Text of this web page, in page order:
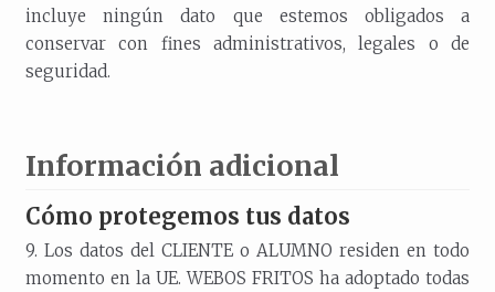
incluye ningún dato que estemos obligados a
conservar con fines administrativos, legales o de
seguridad.
Información adicional
Cómo protegemos tus datos
9. Los datos del CLIENTE o ALUMNO residen en todo
momento en la UE. WEBOS FRITOS ha adoptado todas